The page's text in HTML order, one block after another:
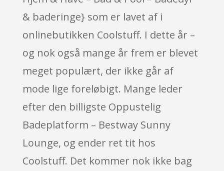
& baderinge} som er lavet af i
onlinebutikken Coolstuff. I dette år –
og nok også mange år frem er blevet
meget populært, der ikke går af
mode lige foreløbigt. Mange leder
efter den billigste Oppustelig
Badeplatform – Bestway Sunny
Lounge, og ender ret tit hos
Coolstuff. Det kommer nok ikke bag